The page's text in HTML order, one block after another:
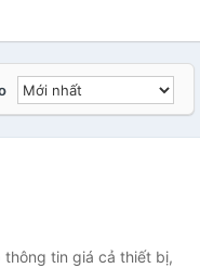
thông tin giá cả thiết bị,